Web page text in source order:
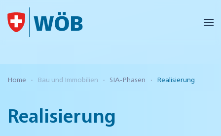
Skip to main content
Home Bau und Immobilien SIA-Phasen Realisierung
Realisierung